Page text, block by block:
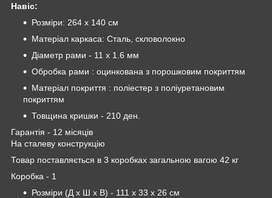
Навіс:
Розміри: 264 х 140 см
Матеріал каркаса: Сталь, скловолокно
Діаметр рами - 11 х 1.6 мм
Обробка рами : оцинкована з порошковим покриттям
Матеріал покриття : поліестер з поліуретановим
покриттям
Товщина кришки - 210 ден.
Гарантія - 12 місяців
На сталеву конструкцію
Товар поставляється в 3 коробках загальною вагою 42 кг
Коробка - 1
Розміри (Д x Ш x В) - 111 х 33 х 26 см